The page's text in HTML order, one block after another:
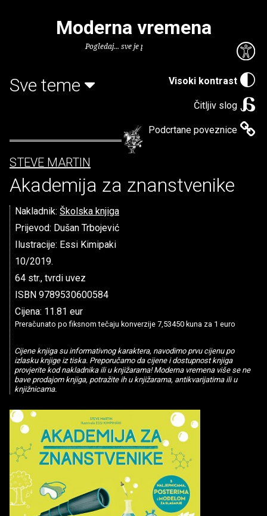
Visoki kontrast
Čitljiv slog
Podcrtane poveznice
Moderna vremena
Pogledaj... sve je puno knjiga.
Sve teme
STEVE MARTIN
Akademija za znanstvenike
Nakladnik: Školska knjiga
Prijevod: Dušan Trbojević
Ilustracije: Essi Kimipaki
10/2019.
64 str., tvrdi uvez
ISBN 9789530600584
Cijena: 11.81 eur
Preračunato po fiksnom tečaju konverzije 7,53450 kuna za 1 euro
Cijene knjiga su informativnog karaktera, navodimo prvu cijenu po
izlasku knjige iz tiska. Preporučamo da cijene i dostupnost knjiga
provjerite kod nakladnika ili u knjižarama! Moderna vremena više se ne
bave prodajom knjiga, potražite ih u knjižarama, antikvarijatima ili u
knjižnicama.